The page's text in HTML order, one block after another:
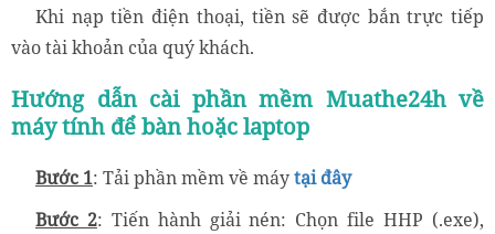
Khi nạp tiền điện thoại, tiền sẽ được bắn trực tiếp
vào tài khoản của quý khách.
Hướng dẫn cài phần mềm Muathe24h về
máy tính để bàn hoặc laptop
Bước 1: Tải phần mềm về máytại đây
Bước 2: Tiến hành giải nén: Chọn file HHP (.exe),